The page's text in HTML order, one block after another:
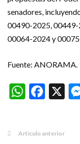
senadores,
00490-2025,
00064-2024 y
Fuente: ANORAMA.
X
Artículo anterior